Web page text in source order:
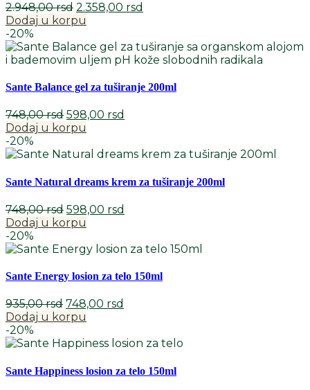
2.948,00rsd Originalna
cena
bila:
2.948,00 rsd.
2.358,00 rsd
2.358,00 rsd.
Dodaj u korpu
-20%
Sante Balance gel za tuširanje 200ml
748,00rsd Originalna
cena
bila:
598,00 rsd
598,00 rsd.
Dodaj u korpu
-20%
Sante Natural dreams krem za tuširanje 200ml
748,00rsd Originalna
cena
bila:
598,00 rsd
598,00 rsd.
Dodaj u korpu
-20%
Sante Energy losion za telo 150ml
935,00rsd Originalna
cena
bila:
748,00 rsd
748,00 rsd.
Dodaj u korpu
-20%
Sante Happiness losion za telo 150ml